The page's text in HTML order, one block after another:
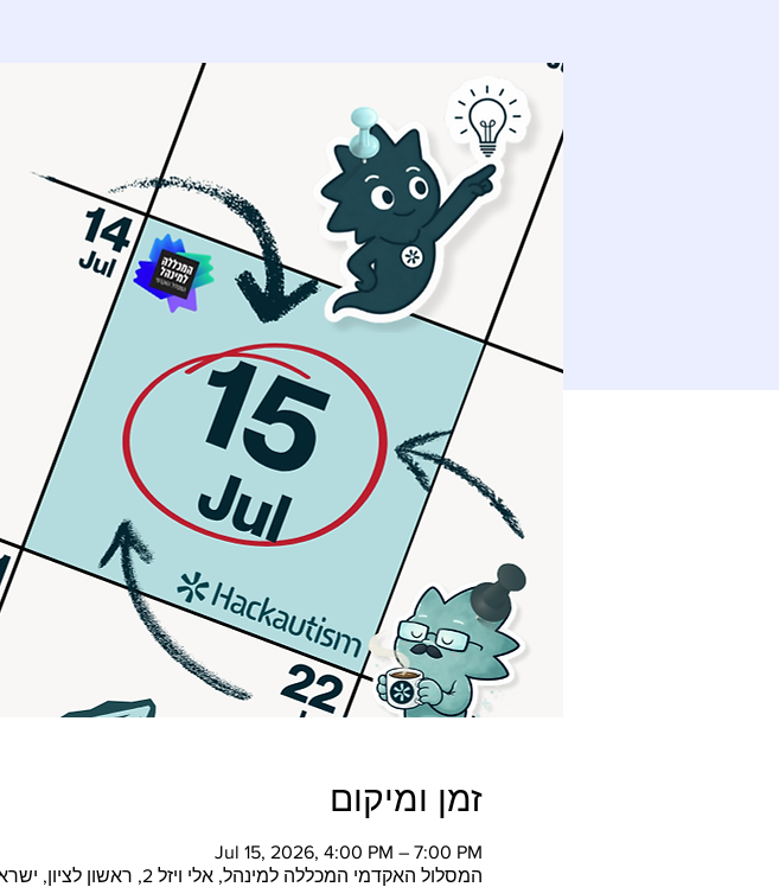
זמן ומיקום
Jul 15, 2026, 4:00 PM – 7:00 PM
המסלול האקדמי המכללה למינהל, אלי ויזל 2, ראשון לציון, ישראל